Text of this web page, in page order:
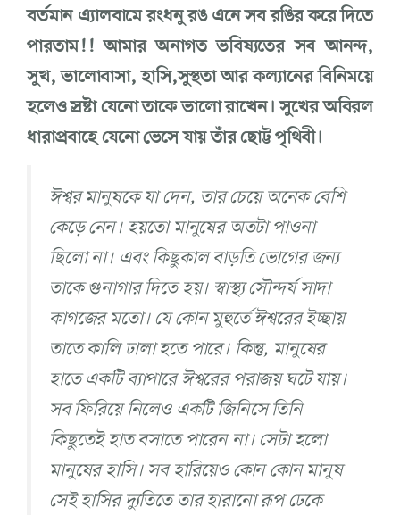
বর্তমান এ্যালবামে রংধনু রঙ এনে সব রঙির করে দিতে
পারতাম!! আমার অনাগত ভবিষ্যতের সব আনন্দ,
সুখ, ভালোবাসা, হাসি,সুস্থতা আর কল্যানের বিনিময়ে
হলেও স্রষ্টা যেনো তাকে ভালো রাখেন। সুখের অবিরল
ধারাপ্রবাহে যেনো ভেসে যায় তাঁর ছোট্ট পৃথিবী।
ঈশ্বর মানুষকে যা দেন, তার চেয়ে অনেক বেশি
কেড়ে নেন। হয়তো মানুষের অতটা পাওনা
ছিলো না। এবং কিছুকাল বাড়তি ভোগের জন্য
তাকে গুনাগার দিতে হয়। স্বাস্থ্য সৌন্দর্য সাদা
কাগজের মতো। যে কোন মুহুর্তে ঈশ্বরের ইচ্ছায়
তাতে কালি ঢালা হতে পারে। কিন্তু, মানুষের
হাতে একটি ব্যাপারে ঈশ্বরের পরাজয় ঘটে যায়।
সব ফিরিয়ে নিলেও একটি জিনিসে তিনি
কিছুতেই হাত বসাতে পারেন না। সেটা হলো
মানুষের হাসি। সব হারিয়েও কোন কোন মানুষ
সেই হাসির দ্যুতিতে তার হারানো রূপ ঢেকে